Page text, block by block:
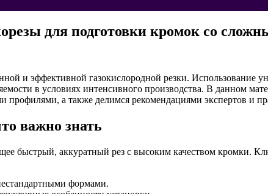
для подготовки кромок со
и эффективной газокислородной резки. Использование
в условиях интенсивного производства. В данном
а также делимся рекомендациями экспертов и
важно знать
быстрый, аккуратный рез с высоким качеством кромки.
формами.